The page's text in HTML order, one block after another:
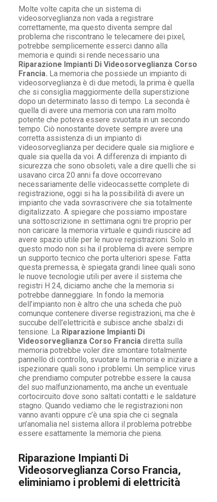
Molte volte capita che un sistema di
videosorveglianza non vada a registrare
correttamente, ma questo diventa sempre dal
problema che riscontrano le telecamere dei pixel,
potrebbe semplicemente esserci danno alla
memoria e quindi si rende necessario una
Riparazione Impianti Di Videosorveglianza Corso
Francia. La memoria che possiede un impianto di
videosorveglianza è di due metodi, la prima è quella
che si consiglia maggiormente della superstizione
dopo un determinato lasso di tempo. La seconda è
quella di avere una memoria con una ram molto
potente che poteva essere svuotata in un secondo
tempo. Ciò nonostante dovete sempre avere una
corretta assistenza di un impianto di
videosorveglianza per decidere quale sia migliore e
quale sia quella da voi. A differenza di impianto di
sicurezza che sono obsoleti, vale a dire quelli che si
usavano circa 20 anni fa dove occorrevano
necessariamente delle videocassette complete di
registrazione, oggi si ha la possibilità di avere un
impianto che vada sovrascrivere che sia totalmente
digitalizzato. A spiegare che possiamo impostare
una sottoscrizione in settimana ogni tre proprio per
non caricare la memoria virtuale e quindi riuscire ad
avere spazio utile per le nuove registrazioni. Solo in
questo modo non si ha il problema di avere sempre
un supporto tecnico che porta ulteriori spese. Fatta
questa premessa, è spiegata grandi linee quali sono
le nuove tecnologie utili per avere il sistema che
registri H 24, diciamo anche che la memoria si
potrebbe danneggiare. In fondo la memoria
dell’impianto non è altro che una scheda che può
comunque contenere diverse registrazioni, ma che è
succube dell’elettricità e subisce anche sbalzi di
tensione. La Riparazione Impianti Di
Videosorveglianza Corso Francia diretta sulla
memoria potrebbe voler dire smontare totalmente
pannello di controllo, svuotare la memoria e iniziare a
ispezionare quali sono i problemi. Un semplice virus
che prendiamo computer potrebbe essere la causa
del suo malfunzionamento, ma anche un eventuale
cortocircuito dove sono saltati contatti e le saldature
stagno. Quando vediamo che le registrazioni non
vanno avanti oppure c’è una spia che ci segnala
un’anomalia nel sistema allora il problema potrebbe
essere esattamente la memoria che piena.
Riparazione Impianti Di
Videosorveglianza Corso Francia,
eliminiamo i problemi di elettricità